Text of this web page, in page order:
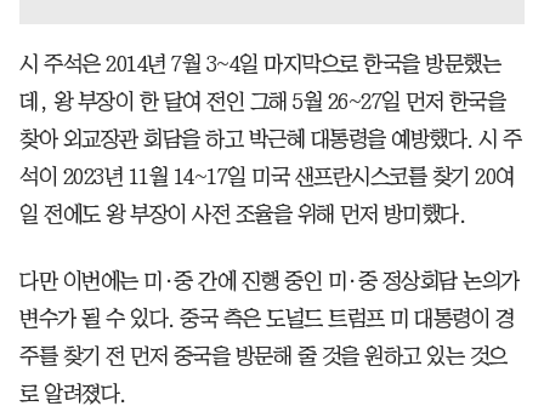
시 주석은 2014년 7월 3~4일 마지막으로 한국을 방문했는
데, 왕 부장이 한 달여 전인 그해 5월 26~27일 먼저 한국을
찾아 외교장관 회담을 하고 박근혜 대통령을 예방했다. 시 주
석이 2023년 11월 14~17일 미국 샌프란시스코를 찾기 20여
일 전에도 왕 부장이 사전 조율을 위해 먼저 방미했다.
다만 이번에는 미·중 간에 진행 중인 미·중 정상회담 논의가
변수가 될 수 있다. 중국 측은 도널드 트럼프 미 대통령이 경
주를 찾기 전 먼저 중국을 방문해 줄 것을 원하고 있는 것으
로 알려졌다.